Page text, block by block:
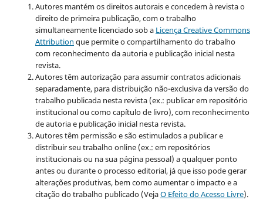
Autores mantém os direitos autorais e concedem à revista o
direito de primeira publicação, com o trabalho
simultaneamente licenciado sob a Licença Creative Commons
Attribution que permite o compartilhamento do trabalho
com reconhecimento da autoria e publicação inicial nesta
revista.
Autores têm autorização para assumir contratos adicionais
separadamente, para distribuição não-exclusiva da versão do
trabalho publicada nesta revista (ex.: publicar em repositório
institucional ou como capítulo de livro), com reconhecimento
de autoria e publicação inicial nesta revista.
Autores têm permissão e são estimulados a publicar e
distribuir seu trabalho online (ex.: em repositórios
institucionais ou na sua página pessoal) a qualquer ponto
antes ou durante o processo editorial, já que isso pode gerar
alterações produtivas, bem como aumentar o impacto e a
citação do trabalho publicado (VejaO Efeito do Acesso Livre).